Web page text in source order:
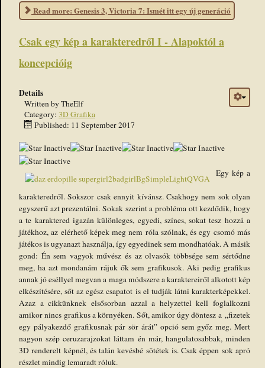
Read more: Genesis 3, Victoria 7: Ismét itt egy új generáció
Csak egy kép a karakteredről I - Alapoktól a
koncepcióig
Details
Written byTheElf
Category: 3D Grafika
Published: 11 September 2017
Egy kép a
karakteredről. Sokszor csak ennyit kívánsz. Csakhogy nem sok olyan
egyszerű azt prezentálni. Sokak szerint a probléma ott kezdődik, hogy
a te karaktered igazán különleges, egyedi, színes, sokat tesz hozzá a
játékhoz, az elérhető képek meg nem róla szólnak, és egy csomó más
játékos is ugyanazt használja, így egyedinek sem mondhatóak. A másik
gond: Én sem vagyok művész és az olvasók többsége sem sértődne
meg, ha azt mondanám rájuk ők sem grafikusok. Aki pedig grafikus
annak jó eséllyel megvan a maga módszere a karaktereiről alkotott kép
elkészítésére, sőt az egész csapatot is el tudják látni karakterképekkel.
Azaz a cikkünknek elsősorban azzal a helyzettel kell foglalkozni
amikor nincs grafikus a környéken. Sőt, amikor úgy döntesz a „fizetek
egy pályakezdő grafikusnak pár sör árát” opció sem győz meg. Mert
nagyon szép ceruzarajzokat láttam én már, hangulatosabbak, minden
3D renderelt képnél, és talán kevésbé sötétek is. Csak éppen sok apró
részlet mindig lemaradt róluk.